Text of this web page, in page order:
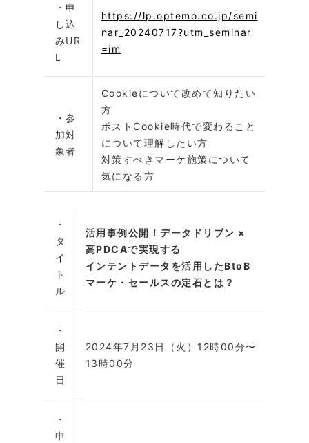
・申
し込
みUR
L
https://lp.optemo.co.jp/semi
nar_20240717?utm_seminar
=im
・参
加対
象者
Cookieについて改めて知りたい
方
ポストCookie時代で変わること
について理解したい方
対策すべきマーケ施策について
気になる方
・
タ
イ
ト
ル
活用事例公開！データドリブン ×
高PDCAで実現する
インテントデータを活用したBtoB
マーケ・セールスの定石とは？
・
開
催
日
2024年7月23日（火）12時00分〜
13時00分
・
申